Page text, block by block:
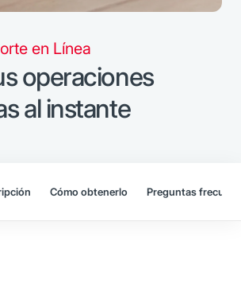
en Línea
operaciones
al instante
Cómo obtenerlo Preguntas